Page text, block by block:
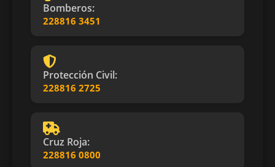
Bomberos:
228816 3451
Protección Civil:
228816 2725
Cruz Roja:
228816 0800